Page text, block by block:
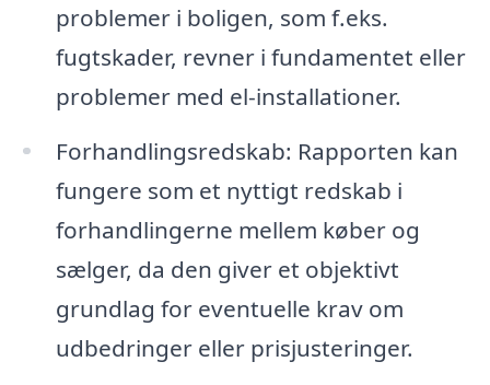
problemer i boligen, som f.eks.
fugtskader, revner i fundamentet eller
problemer med el-installationer.
Forhandlingsredskab: Rapporten kan
fungere som et nyttigt redskab i
forhandlingerne mellem køber og
sælger, da den giver et objektivt
grundlag for eventuelle krav om
udbedringer eller prisjusteringer.